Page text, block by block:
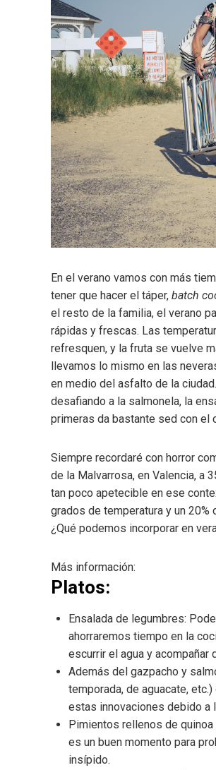
En el verano vamos con más
tener que hacer el táper, batch
el resto de la familia, el verano
rápidas y frescas. Las
refresquen, y la fruta se vuelve
llevamos lo mismo en las
en medio del asfalto de la
desafiando a la salmonela, la
primeras da bastante sed con el
Siempre recordaré con horror
de la Malvarrosa, en Valencia, a
tan poco apetecible en ese
grados de temperatura y un 20%
¿Qué podemos incorporar en
Más información:
Platos:
Ensalada de legumbres:
ahorraremos tiempo en la
escurrir el agua y
Además del gazpacho y
temporada, de aguacate,
estas innovaciones debido a
Pimientos rellenos de quinoa
es un buen momento para
insípido.